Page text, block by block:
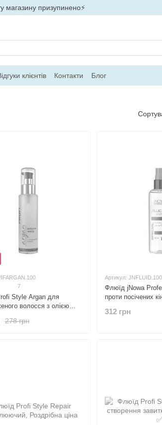
магазину призупинено⚡
клієнтів Контакти Блог
7
Style Argan для
волосся з олією
278 грн
Артикул: JNFLUID.100
Флюїд jNowa
проти посічених
312 грн